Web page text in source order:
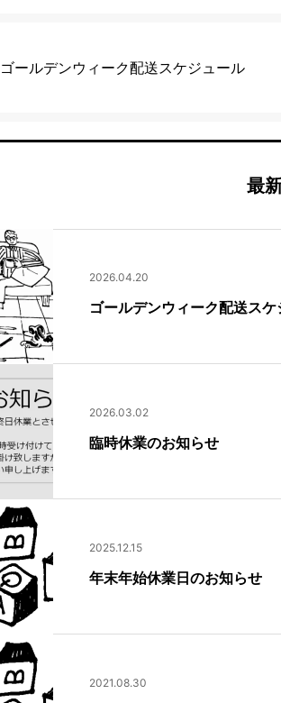
ゴールデンウィーク配送スケジュール
最
2026.04.20
ゴールデンウィーク配送ス
2026.03.02
臨時休業のお知らせ
2025.12.15
年末年始休業日のお知らせ
2021.08.30